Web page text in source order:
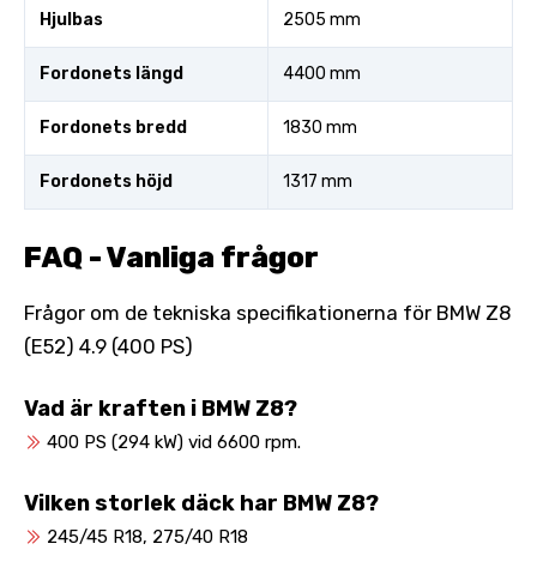
Hjulbas 2505 mm
Fordonets längd 4400 mm
Fordonets bredd 1830 mm
Fordonets höjd 1317 mm
FAQ - Vanliga frågor
Frågor om de tekniska specifikationerna för BMW Z8
(E52) 4.9 (400 PS)
Vad är kraften i BMW Z8?
400 PS (294 kW) vid 6600 rpm.
Vilken storlek däck har BMW Z8?
245/45 R18, 275/40 R18